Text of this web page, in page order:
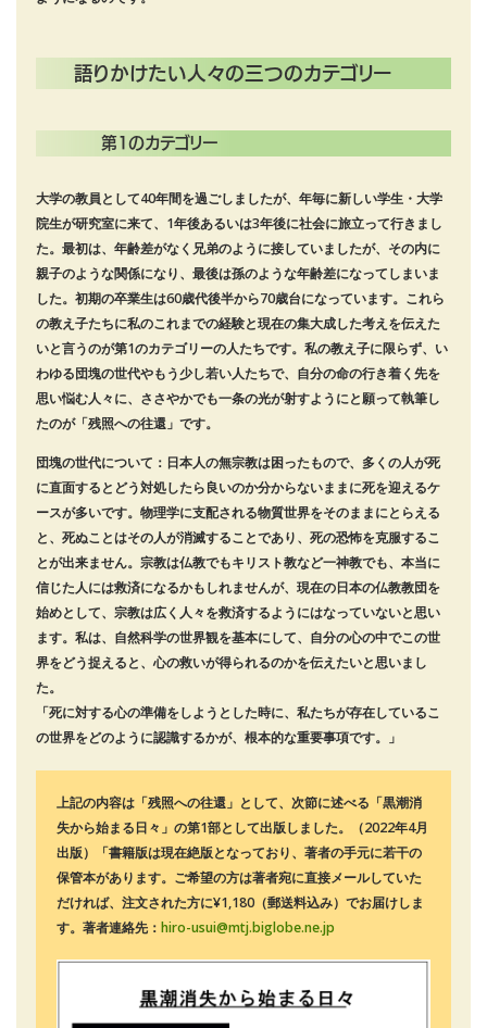
語りかけたい人々の三つのカテゴリー
第1のカテゴリー
大学の教員として40年間を過ごしましたが、年毎に新しい学生・大学
院生が研究室に来て、1年後あるいは3年後に社会に旅立って行きまし
た。最初は、年齢差がなく兄弟のように接していましたが、その内に
親子のような関係になり、最後は孫のような年齢差になってしまいま
した。初期の卒業生は60歳代後半から70歳台になっています。これら
の教え子たちに私のこれまでの経験と現在の集大成した考えを伝えた
いと言うのが第1のカテゴリーの人たちです。私の教え子に限らず、い
わゆる団塊の世代やもう少し若い人たちで、自分の命の行き着く先を
思い悩む人々に、ささやかでも一条の光が射すようにと願って執筆し
たのが「残照への往還」です。
団塊の世代について：日本人の無宗教は困ったもので、多くの人が死
に直面するとどう対処したら良いのか分からないままに死を迎えるケ
ースが多いです。物理学に支配される物質世界をそのままにとらえる
と、死ぬことはその人が消滅することであり、死の恐怖を克服するこ
とが出来ません。宗教は仏教でもキリスト教など一神教でも、本当に
信じた人には救済になるかもしれませんが、現在の日本の仏教教団を
始めとして、宗教は広く人々を救済するようにはなっていないと思い
ます。私は、自然科学の世界観を基本にして、自分の心の中でこの世
界をどう捉えると、心の救いが得られるのかを伝えたいと思いまし
た。
「死に対する心の準備をしようとした時に、私たちが存在しているこ
の世界をどのように認識するかが、根本的な重要事項です。」
上記の内容は「残照への往還」として、次節に述べる「黒潮消
失から始まる日々」の第1部として出版しました。（2022年4月
出版）「書籍版は現在絶版となっており、著者の手元に若干の
保管本があります。ご希望の方は著者宛に直接メールしていた
だければ、注文された方に¥1,180（郵送料込み）でお届けしま
す。著者連絡先： hiro-usui@mtj.biglobe.ne.jp